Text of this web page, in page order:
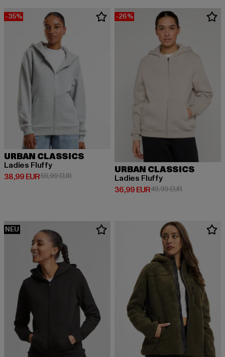
-35%
URBAN CLASSICS
Ladies Fluffy
38,99 EUR
Derzeitiger Preis: 38,99 EUR
59,99 EURAktionspreis: 59,99 EUR
-26%
URBAN CLASSICS
Ladies Fluffy
36,99 EUR
Derzeitiger Preis: 36,99 EUR
49,99 EURAktionspreis:
NEU